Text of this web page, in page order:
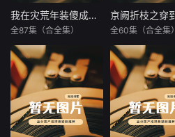
我在灾荒年装傻成侯爷 Ai漫剧
暂无内容
我在灾荒年装傻成侯爷 Ai漫剧
全87集（合全集）
暂无内容
全60集（合全集）